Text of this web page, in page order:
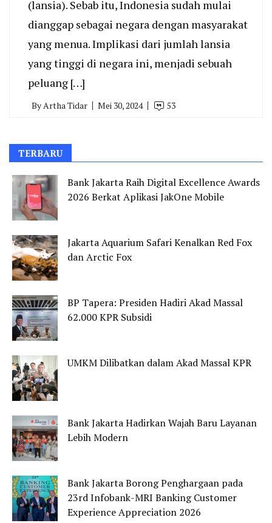
(lansia). Sebab itu, Indonesia sudah mulai
dianggap sebagai negara dengan masyarakat
yang menua. Implikasi dari jumlah lansia
yang tinggi di negara ini, menjadi sebuah
peluang […]
ByArtha Tidar Mei 30, 2024 53
TERBARU
Bank Jakarta Raih Digital Excellence Awards
2026 Berkat Aplikasi JakOne Mobile
Jakarta Aquarium Safari Kenalkan Red Fox
dan Arctic Fox
BP Tapera: Presiden Hadiri Akad Massal
62.000 KPR Subsidi
UMKM Dilibatkan dalam Akad Massal KPR
Bank Jakarta Hadirkan Wajah Baru Layanan
Lebih Modern
Bank Jakarta Borong Penghargaan pada
23rd Infobank-MRI Banking Customer
Experience Appreciation 2026